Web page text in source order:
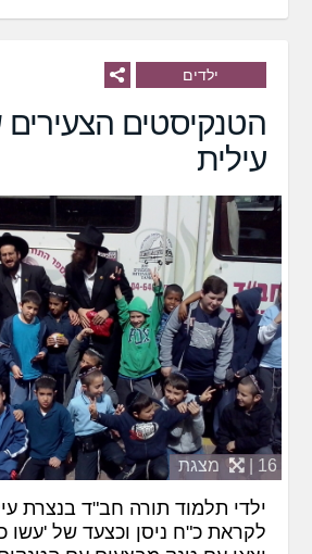
ילדים
הטנקיסטים
עילית
16 | מצגת
ילדי תלמוד תורה חב"ד בנצרת
לקראת כ"ח ניסן וכצעד של 'עשו